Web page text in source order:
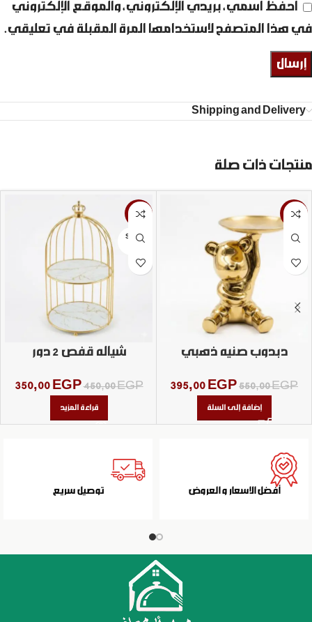
احفظ اسمي، بريدي الإلكتروني، والموقع الإلكتروني
في هذا المتصفح لاستخدامها المرة المقبلة في تعليقي.
Shipping and Delivery
منتجات ذات صلة
-28%
دبدوب صنيه ذهبي
550,00EGP
395,00 EGP
إضافة إلى السلة
-22%
SOLD
شياله قفص 2 دور
450,00EGP
350,00 EGP
قراءة المزيد
أفضل الاسعار و العروض توصيل سريع